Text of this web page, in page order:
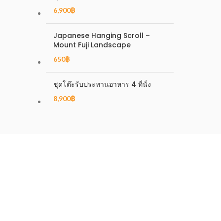
6,900฿
Japanese Hanging Scroll –
Mount Fuji Landscape
650฿
ชุดโต๊ะรับประทานอาหาร 4 ที่นั่ง
8,900฿